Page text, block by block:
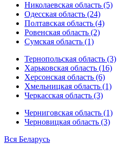
Николаевская область (5)
Одесская область (24)
Полтавская область (4)
Ровенская область (2)
Сумская область (1)
Тернопольская область (3)
Харьковская область (16)
Херсонская область (6)
Хмельницкая область (1)
Черкасская область (3)
Черниговская область (1)
Черновицкая область (3)
Вся Беларусь